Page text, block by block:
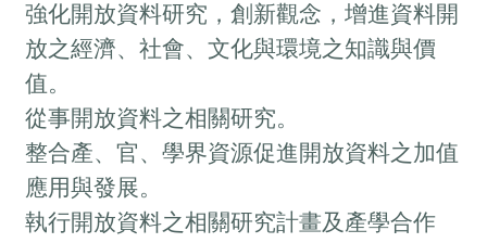
強化開放資料研究，創新觀念，增進資料開
放之經濟、社會、文化與環境之知識與價
值。
從事開放資料之相關研究。
整合產、官、學界資源促進開放資料之加值
應用與發展。
執行開放資料之相關研究計畫及產學合作